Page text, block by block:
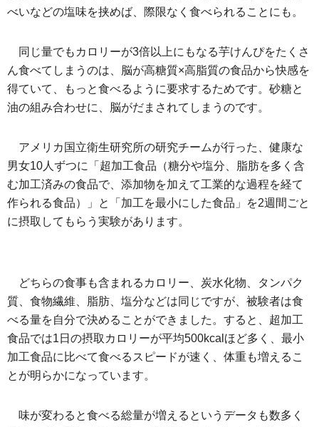
べいなどの塩味を挟めば、際限なく食べられることにも。
同じ量でもカロリーが3倍以上にもなる芋けんぴをたくさ
ん食べてしまうのは、脳が高糖質×高脂質の食品から快感を
得ていて、もっと食べるように要求するためです。砂糖と
油の組み合わせに、脳がだまされてしまうのです。
アメリカ国立衛生研究所の研究チームが行った、健康な
男女10人ずつに「超加工食品（糖分や塩分、脂肪を多く含
む加工済みの食品で、添加物を加えて工業的な過程を経て
作られる食品）」と「加工を最小にした食品」を2週間ごと
に摂取してもらう実験があります。
どちらの食事も含まれるカロリー、炭水化物、タンパク
質、食物繊維、脂肪、塩分などは同じですが、被験者は食
べる量を自分で決めることができました。すると、超加工
食品では1日の摂取カロリーが平均500kcalほど多く、最小
加工食品に比べて食べるスピードが速く、体重も増えるこ
とが明らかになっています。
味が変わると食べる総量が増えるというデータも数多く